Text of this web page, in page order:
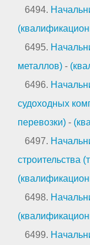
6494.
6495.
металлов) -
6496.
судоходных
перевозки) -
6497.
строительства
6498.
6499.